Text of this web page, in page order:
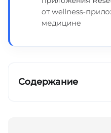
от wellness-
медицине
Содержание